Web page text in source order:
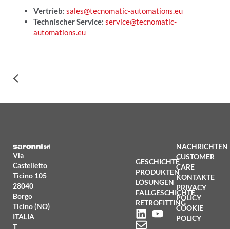
Vertrieb: sales@tecnomatic-automations.eu
Technischer Service: service@tecnomatic-
automations.eu
Via
Castelletto
Ticino 105
28040
Borgo
Ticino (NO)
ITALIA
T
GESCHICHTE
PRODUKTEN
LÖSUNGEN
FALLGESCHICHTE
RETROFITTING
NACHRICHTEN
CUSTOMER
CARE
KONTAKTE
PRIVACY
POLICY
COOKIE
POLICY